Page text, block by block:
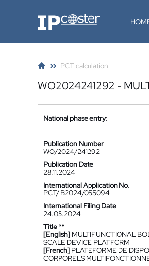
IP-Coster
PCT calculation
WO2024241292 -
National phase entry:
Publication Number
WO/2024/241292
Publication Date
28.11.2024
International Application No.
PCT/IB2024/055094
International Filing Date
24.05.2024
Title **
[English] MULTIFUNCTIONAL
SCALE DEVICE PLATFORM
[French] PLATEFORME DE
CORPORELS